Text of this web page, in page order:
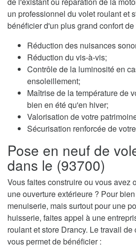
un professionnel du volet roulant et
bénéficier d'un plus grand confort de
Réduction des nuisances
Réduction du vis-à-vis;
Contrôle de la luminosité en
ensoleillement;
Maîtrise de la température de
bien en été qu'en hiver;
Valorisation de votre
Sécurisation renforcée de
Pose en neuf de
dans le (93700)
Vous faites construire ou vous avez
une ouverture extérieure ? Pour
menuiserie, mais surtout pour une
huisserie, faites appel à une
roulant et store Drancy. Le travail
vous permet de bénéficier :